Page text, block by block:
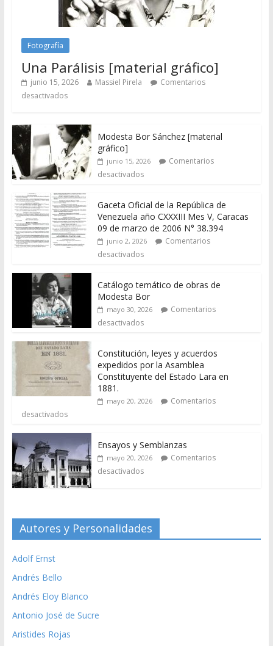
Fotografía
Una Parálisis [material gráfico]
junio 15, 2026 Massiel Pirela
Comentarios
desactivados
Modesta Bor Sánchez [material
gráfico]
junio 15, 2026
Comentarios
desactivados
Gaceta Oficial de la República de
Venezuela año CXXXIII Mes V, Caracas
09 de marzo de 2006 N° 38.394
junio 2, 2026
Comentarios
desactivados
Catálogo temático de obras de
Modesta Bor
mayo 30, 2026
Comentarios
desactivados
Constitución, leyes y acuerdos
expedidos por la Asamblea
Constituyente del Estado Lara en
1881.
mayo 20, 2026
Comentarios
desactivados
Ensayos y Semblanzas
mayo 20, 2026
Comentarios
desactivados
Autores y Personalidades
Adolf Ernst
Andrés Bello
Andrés Eloy Blanco
Antonio José de Sucre
Aristides Rojas